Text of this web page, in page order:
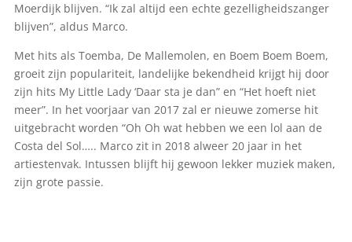
Moerdijk blijven. “Ik zal altijd een echte gezelligheidszanger
blijven”, aldus Marco.
Met hits als Toemba, De Mallemolen, en Boem Boem Boem,
groeit zijn populariteit, landelijke bekendheid krijgt hij door
zijn hits My Little Lady ‘Daar sta je dan” en “Het hoeft niet
meer”. In het voorjaar van 2017 zal er nieuwe zomerse hit
uitgebracht worden “Oh Oh wat hebben we een lol aan de
Costa del Sol….. Marco zit in 2018 alweer 20 jaar in het
artiestenvak. Intussen blijft hij gewoon lekker muziek maken,
zijn grote passie.